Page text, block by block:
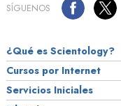
SÍGUENOS
¿Qué es Scientology?
Cursos por Internet
Servicios Iniciales